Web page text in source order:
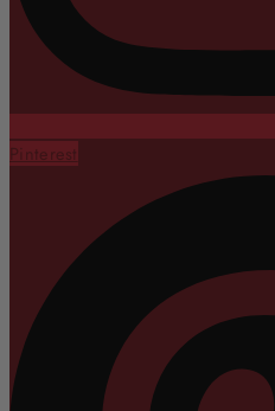
Pinterest